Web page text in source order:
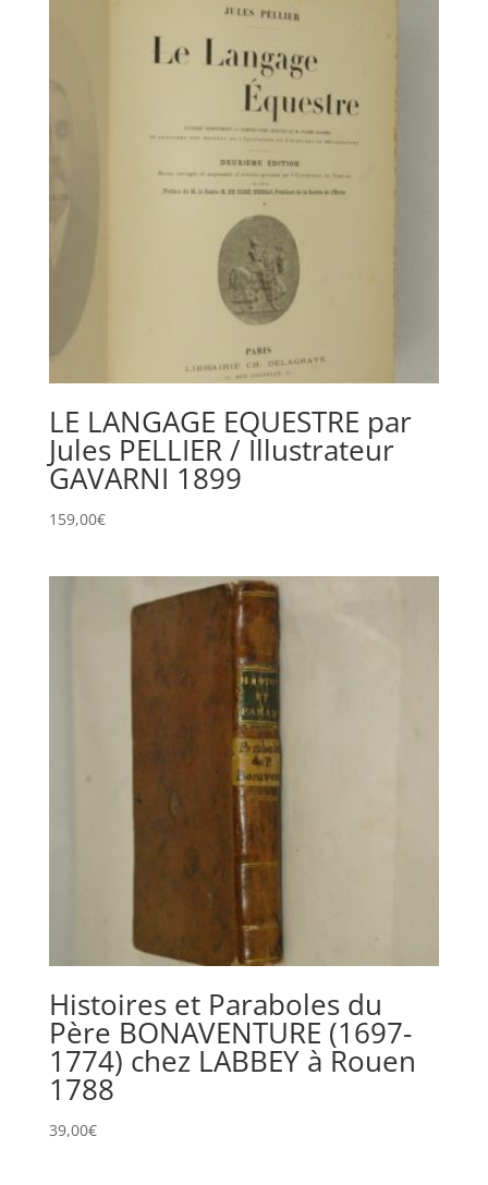
LE LANGAGE EQUESTRE par
Jules PELLIER / Illustrateur
GAVARNI 1899
159,00€
Histoires et Paraboles du
Père BONAVENTURE (1697-
1774) chez LABBEY à Rouen
1788
39,00€